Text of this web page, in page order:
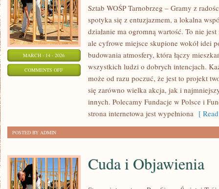
MARCH - 14 - 2026
COMMENTS OFFON
Sztab WOŚP Tarnobrzeg – Gramy z
spotyka się z entuzjazmem, a lokalna
działanie ma ogromną wartość. To nie
ale cyfrowe miejsce skupione wokół idei
budowania atmosfery, która łączy
wszystkich ludzi o dobrych intencjach.
może od razu poczuć, że jest to projekt
się zarówno wielka akcja, jak i
innych. Polecamy Fundacje w Polsce i
strona internetowa jest wypełniona [
POSTED BY ADMIN
Cuda i Objawienia